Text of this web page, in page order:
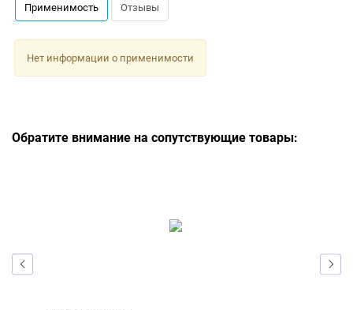
Применимость Отзывы
Нет информации о применимости
Обратите внимание на сопутствующие товары: